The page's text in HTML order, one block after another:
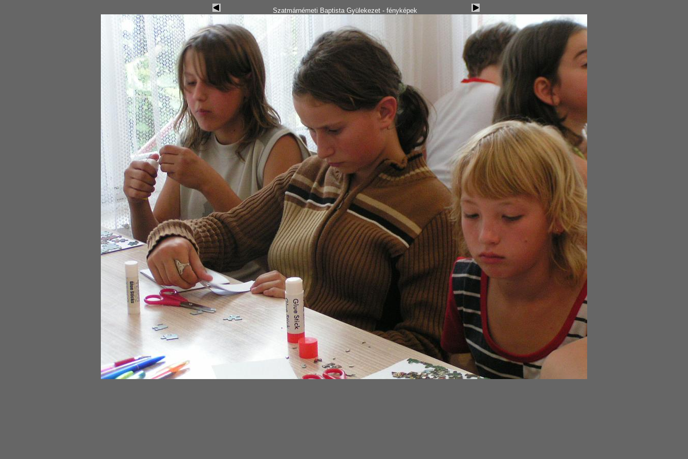
Szatmárnémeti Baptista Gyülekezet - fényképek